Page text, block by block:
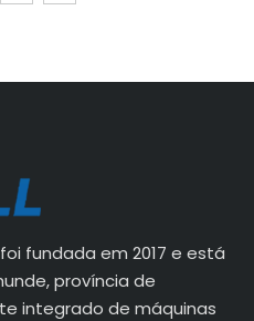
fundada em 2017 e está
província de
integrado de máquinas